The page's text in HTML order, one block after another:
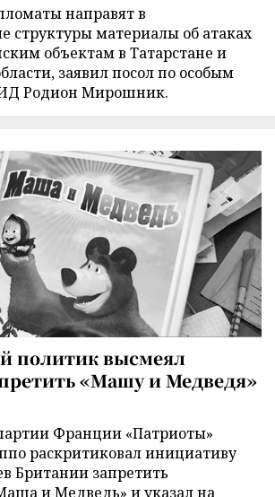
направят в
структуры материалы об атаках
объектам в Татарстане и
заявил посол по особым
Родион Мирошник.
политик высмеял
«Машу и Медведя»
Франции «Патриоты»
раскритиковал инициативу
Британии запретить
и Медведь» и указал на